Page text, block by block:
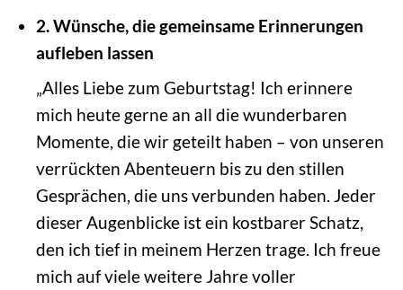
2. Wünsche, die gemeinsame Erinnerungen
aufleben lassen
„Alles Liebe zum Geburtstag! Ich erinnere
mich heute gerne an all die wunderbaren
Momente, die wir geteilt haben – von unseren
verrückten Abenteuern bis zu den stillen
Gesprächen, die uns verbunden haben. Jeder
dieser Augenblicke ist ein kostbarer Schatz,
den ich tief in meinem Herzen trage. Ich freue
mich auf viele weitere Jahre voller